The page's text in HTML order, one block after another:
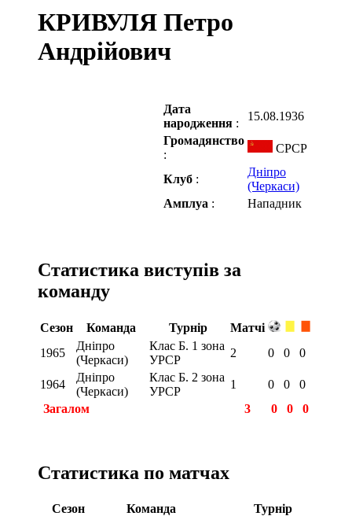
КРИВУЛЯ Петро
Андрійович
Дата
народження :
15.08.1936
Громадянство
:
СРСР
Клуб :
Дніпро
(Черкаси)
Амплуа : Нападник
Статистика виступів за
команду
Сезон Команда Турнір
Матчі
1965
Дніпро
(Черкаси)
Клас Б. 1 зона
УРСР
2 0 0 0
1964
Дніпро
(Черкаси)
Клас Б. 2 зона
УРСР
1 0 0
0
Загалом
3 0 0 0
Статистика по матчах
Сезон Команда
Турнір